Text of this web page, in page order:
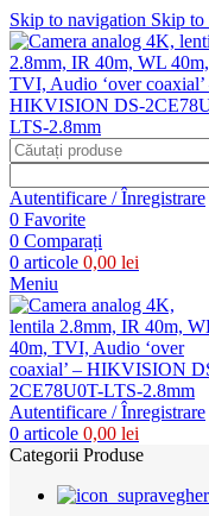
Skip to navigation Skip to
Autentificare / Înregistrare
0 Favorite
0 Comparați
0 articole 0,00 lei
Meniu
Autentificare / Înregistrare
0 articole 0,00 lei
Categorii Produse